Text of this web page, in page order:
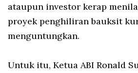
ataupun investor kerap
proyek penghiliran bauksit
menguntungkan.
Untuk itu, Ketua ABI Ronald